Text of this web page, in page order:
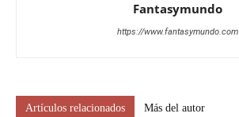
Fantasymundo
https://www.fantasymundo.com
Artículos relacionados Más del autor